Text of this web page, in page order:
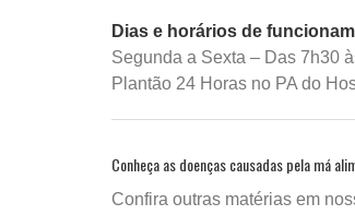
​​Dias e horários de
Segunda a Sexta – Das 7h30
Plantão 24 Horas no PA do
Conheça as doenças causadas pela má
Confira outras matérias em